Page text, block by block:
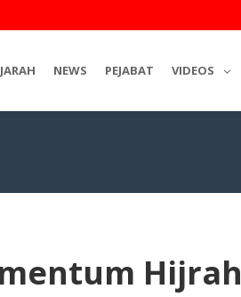
NEWS PEJABAT VIDEOS
Hijrah